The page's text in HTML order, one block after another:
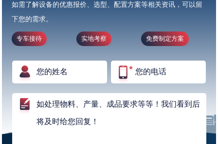
如需了解设备的优惠报价、选型、配置方案等相关资讯，可以留
下您的需求。
专车接待 实地考察 免费制定方案